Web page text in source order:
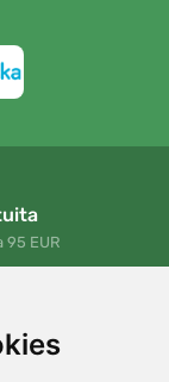
95 EUR
momento